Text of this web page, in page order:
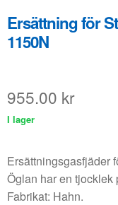
APPLIKATIONER
KUNDSERVICE
Ersättning för
1150N
955.00 kr
I lager
Ersättningsgasfjäder
Öglan har en tjocklek
Fabrikat: Hahn.